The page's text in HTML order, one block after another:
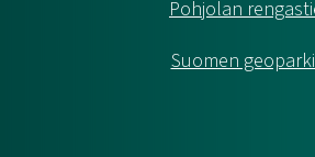
Pohjolan
Suomen